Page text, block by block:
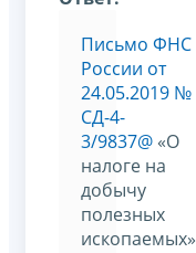
Письмо ФНС
России от
24.05.2019 №
СД-4-
3/9837@ «О
налоге на
добычу
полезных
ископаемых»